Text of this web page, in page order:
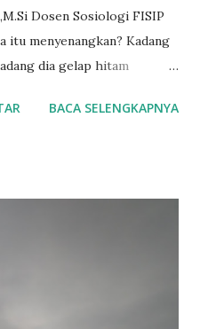
Dosen Sosiologi FISIP
menyenangkan? Kadang
dia gelap hitam
dari fim sore : istri dari
tulisan ini dibuat film sore
BACA SELENGKAPNYA